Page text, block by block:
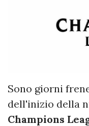
Sono giorni
dell'inizio della
Champions